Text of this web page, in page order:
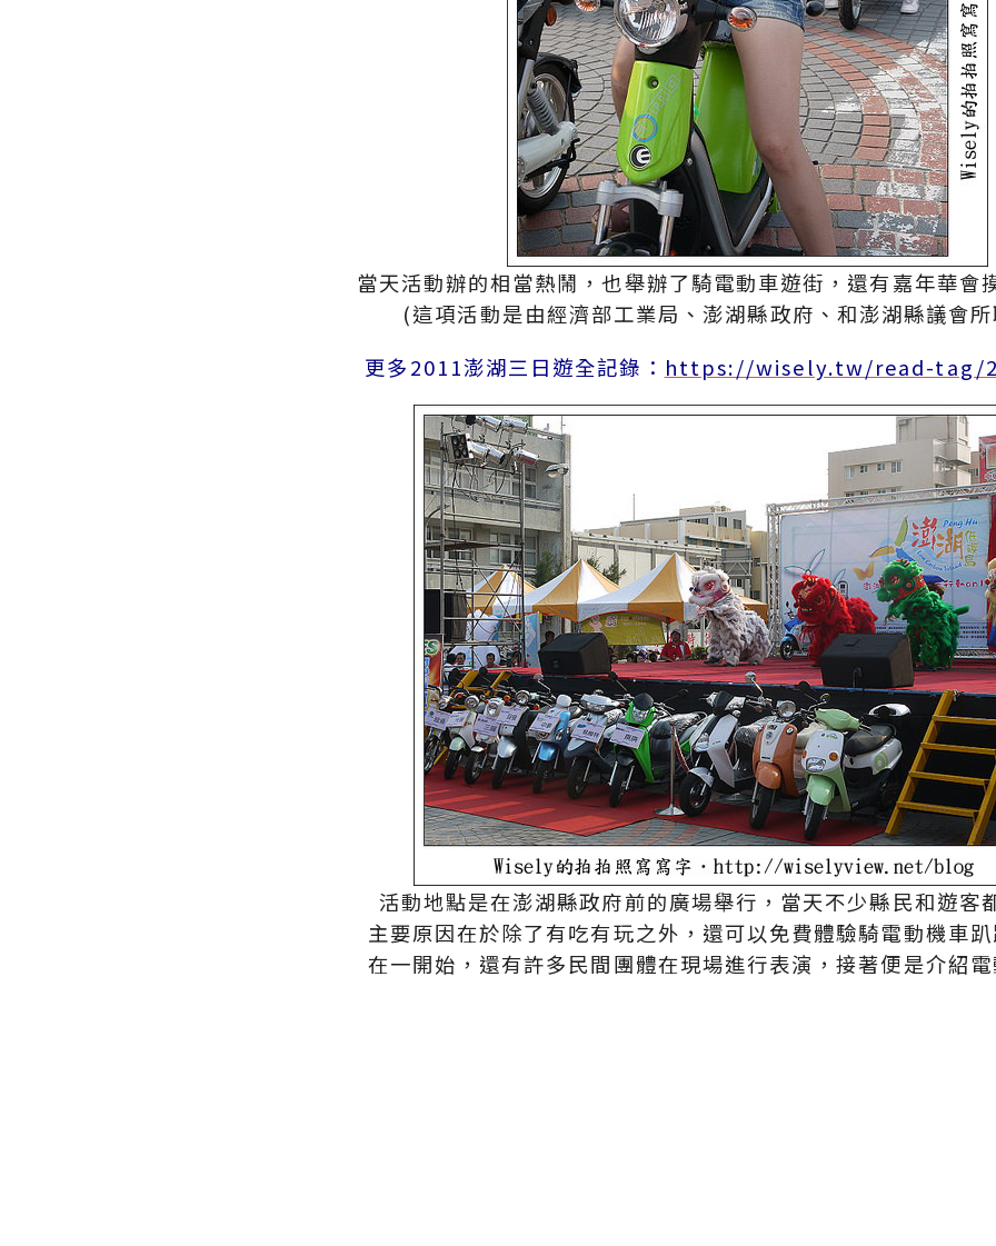
當天活動辦的相當熱鬧，也舉辦了騎電動車遊街，還有嘉年華會
(這項活動是由經濟部工業局、澎湖縣政府、和澎湖縣議會
更多2011澎湖三日遊全記錄： https://wisely.tw/read-tag/
活動地點是在澎湖縣政府前的廣場舉行，當天不少縣民和遊客
主要原因在於除了有吃有玩之外，還可以免費體驗騎電動機車趴
在一開始，還有許多民間團體在現場進行表演，接著便是介紹